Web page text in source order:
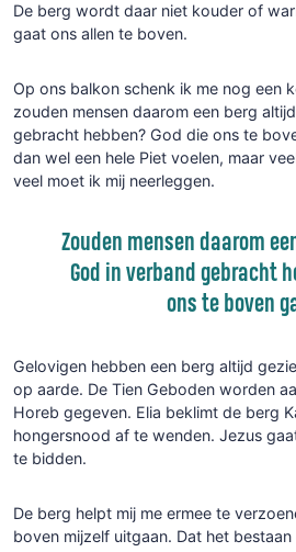
De berg wordt daar niet kouder of
gaat ons allen te boven.
Op ons balkon schenk ik me nog een
zouden mensen daarom een berg
gebracht hebben? God die ons te
dan wel een hele Piet voelen, maar
veel moet ik mij neerleggen.
Zouden mensen daarom
God in verband gebracht
ons te boven
Gelovigen hebben een berg altijd
op aarde. De Tien Geboden worden
Horeb gegeven. Elia beklimt de berg
hongersnood af te wenden. Jezus
te bidden.
De berg helpt mij me ermee te
boven mijzelf uitgaan. Dat het